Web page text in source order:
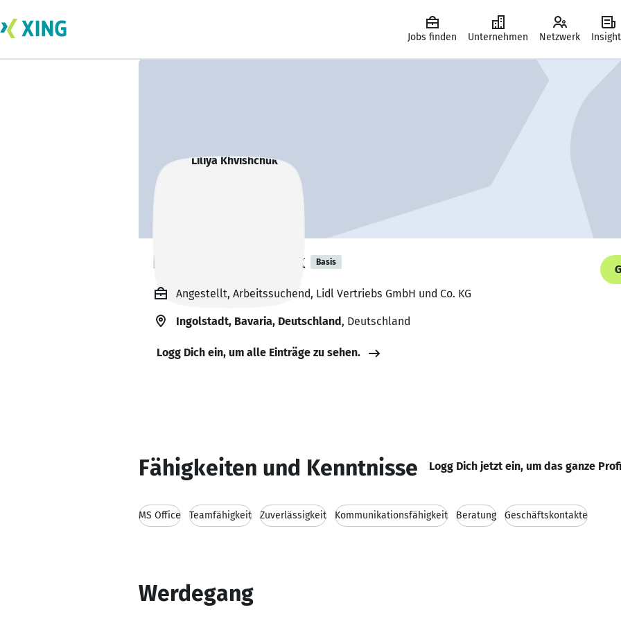
Jobs finden Unternehmen Netzwerk
Liliya Khvishchuk Basis
Angestellt, Arbeitssuchend, Lidl Vertriebs GmbH und Co. KG
Ingolstadt, Bavaria, Deutschland, Deutschland
Logg Dich ein, um alle Einträge zu sehen.
Fähigkeiten und Kenntnisse Logg Dich jetzt ein, um das ganze
MS Office Teamfähigkeit Zuverlässigkeit Kommunikationsfähigkeit Beratung Geschäftskontakte
Werdegang